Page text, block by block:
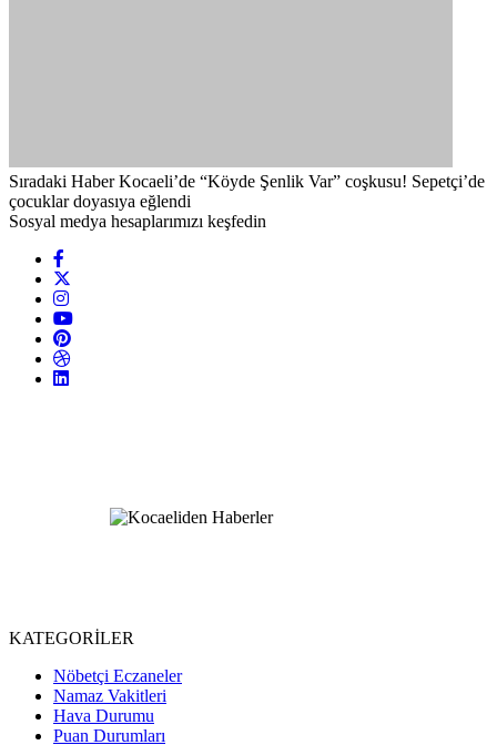
Sıradaki Haber Kocaeli’de “Köyde Şenlik Var” coşkusu! Sepetçi’de
çocuklar doyasıya eğlendi
Sosyal medya hesaplarımızı keşfedin
KATEGORİLER
Nöbetçi Eczaneler
Namaz Vakitleri
Hava Durumu
Puan Durumları